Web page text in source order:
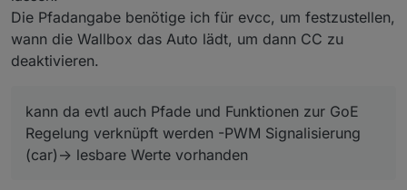
Die Pfadangabe benötige ich für evcc, um festzustellen,
wann die Wallbox das Auto lädt, um dann CC zu
deaktivieren.
kann da evtl auch Pfade und Funktionen zur GoE
Regelung verknüpft werden -PWM Signalisierung
(car)-> lesbare Werte vorhanden